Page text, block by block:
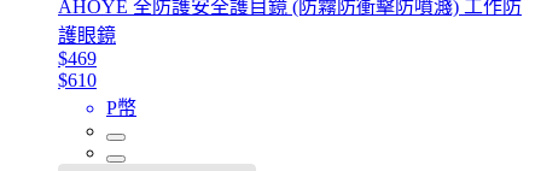
AHOYE 全防護安全護目鏡 (防霧防衝擊防噴濺) 工作防
護眼鏡
$469
$610
P幣